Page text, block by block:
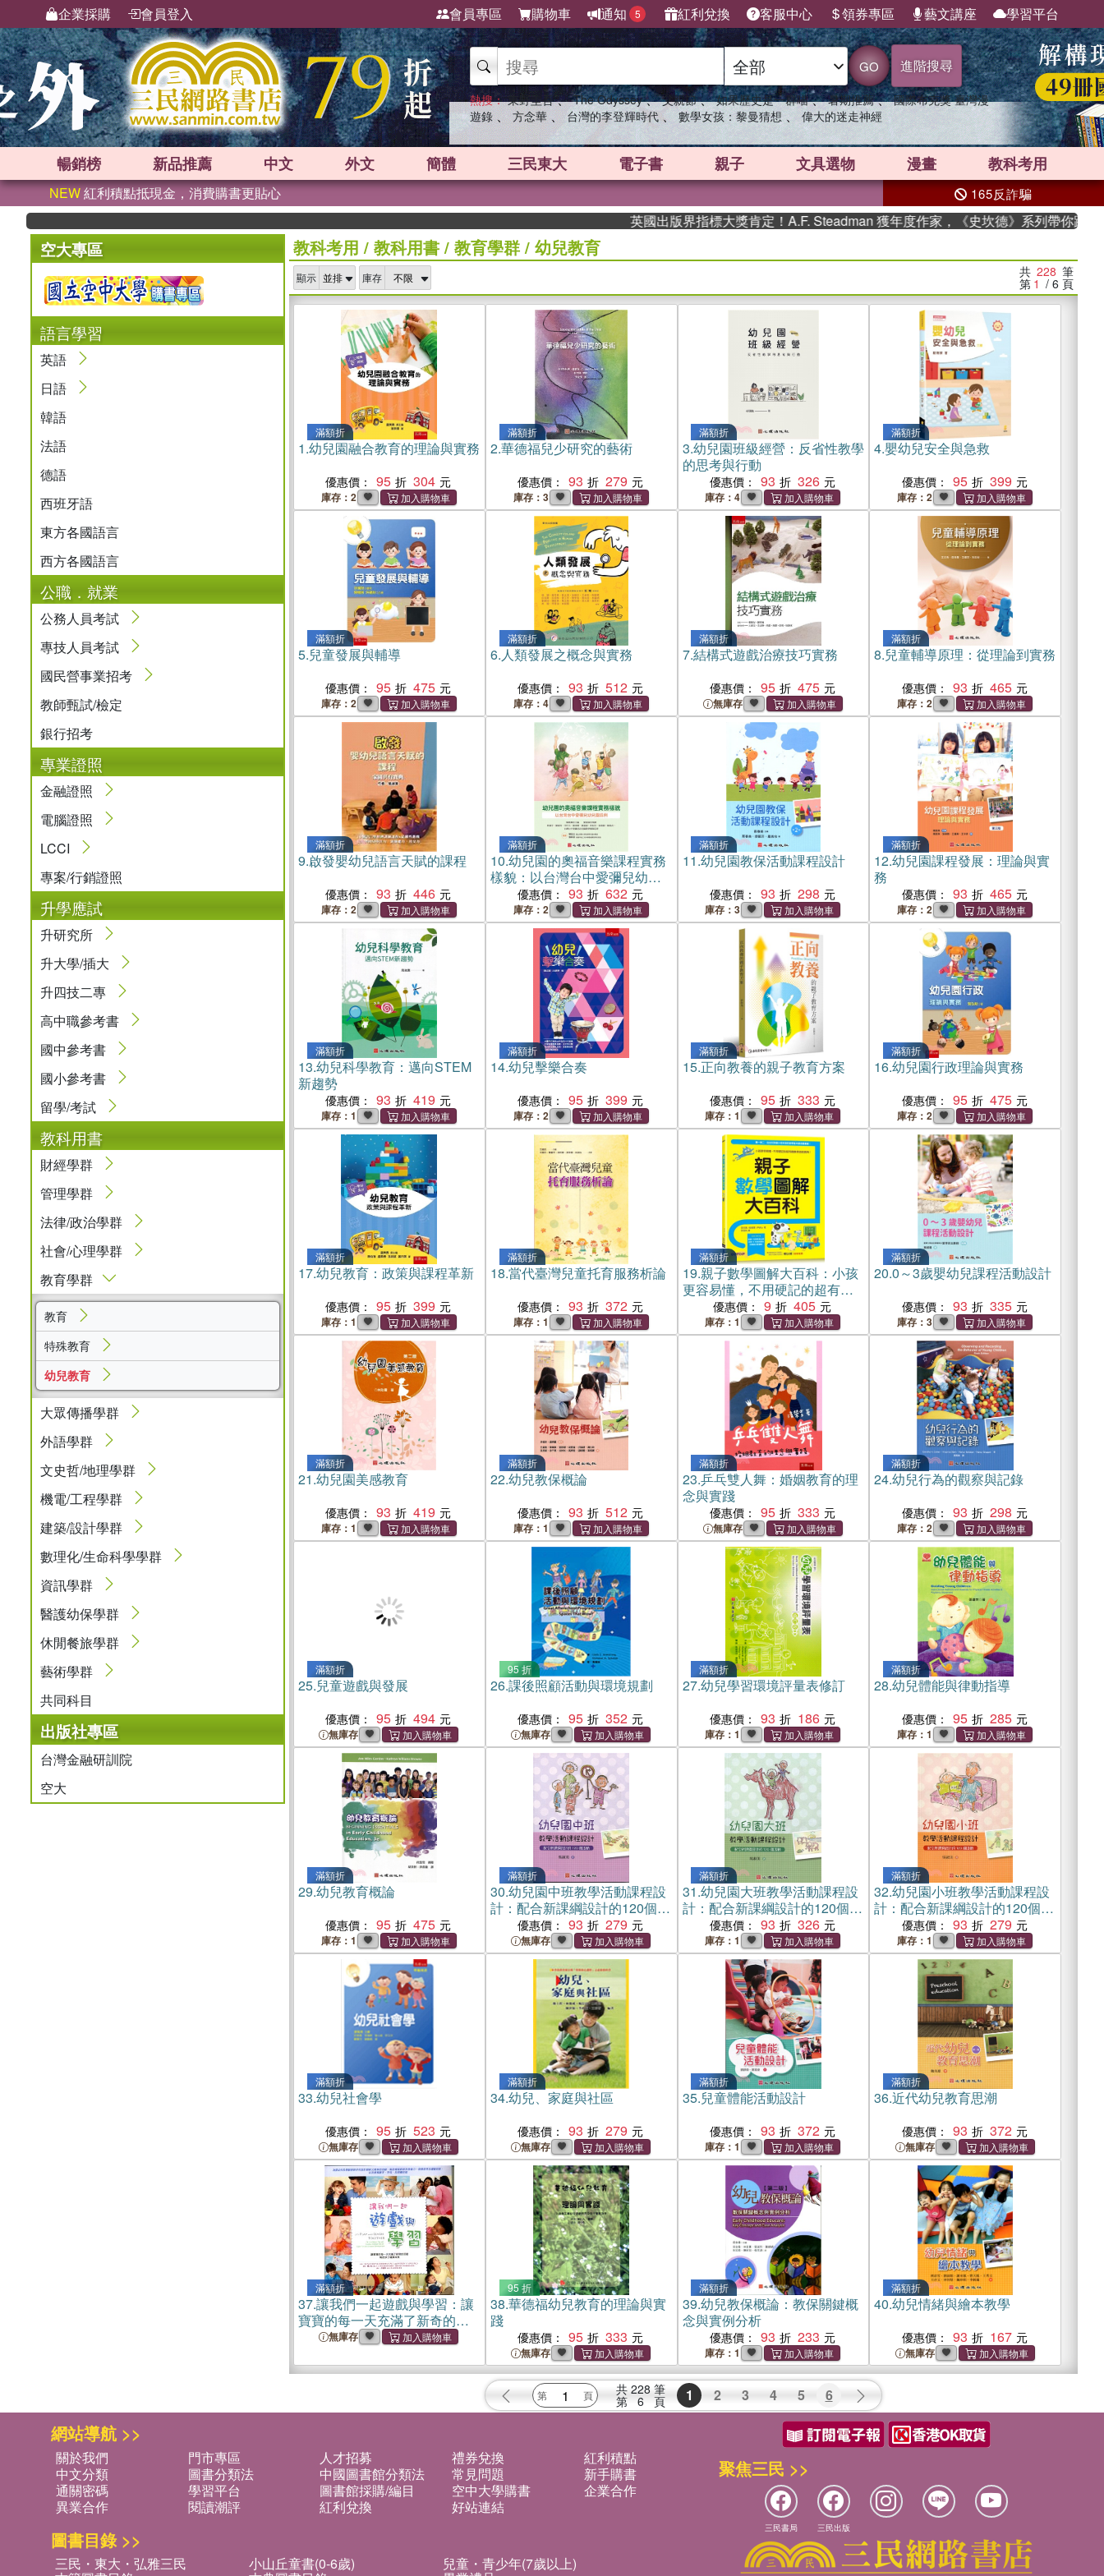
企業採購 會員登入 會員專區 購物車 通知 5 紅利兌換 客服中心 領券專區 藝文講座 學習平台
GO 進階搜尋
熱搜： 東野圭吾 、 The Odyssey 、 父親節 、 如果歷史是一群喵 、 暑期推薦 、 國際布克獎 臺灣漫
遊錄 、 方念華 、 台灣的李登輝時代 、 數學女孩：黎曼猜想 、 偉大的迷走神經
暢銷榜 新品推薦 中文 外文 簡體 三民東大 電子書 親子 文具選物 漫畫 教科考用
NEW紅利積點抵現金，消費購書更貼心 165反詐騙
英國出版界指標大獎肯定！A.F. Steadman 獲年度作家，《史坎德》系列帶你踏上熱血奇幻旅
空大專區
語言學習
英語
日語
韓語
法語
德語
西班牙語
東方各國語言
西方各國語言
公職．就業
公務人員考試
專技人員考試
國民營事業招考
教師甄試/檢定
銀行招考
專業證照
金融證照
電腦證照
LCCI
專案/行銷證照
升學應試
升研究所
升大學/插大
升四技二專
高中職參考書
國中參考書
國小參考書
留學/考試
教科用書
財經學群
管理學群
法律/政治學群
社會/心理學群
教育學群
教育
特殊教育
幼兒教育
大眾傳播學群
外語學群
文史哲/地理學群
機電/工程學群
建築/設計學群
數理化/生命科學學群
資訊學群
醫護幼保學群
休閒餐旅學群
藝術學群
共同科目
出版社專區
台灣金融研訓院
空大
教科考用 / 教科用書/ 教育學群/ 幼兒教育
顯示 庫存 共 228 筆
第 1 / 6 頁
滿額折
1.幼兒園融合教育的理論與實務
優惠價： 95 304
庫存：2
滿額折
2.華德福兒少研究的藝術
優惠價： 93 279
庫存：3
滿額折
3.幼兒園班級經營：反省性教學
的思考與行動
優惠價： 93 326
庫存：4
滿額折
4.嬰幼兒安全與急救
優惠價： 95 399
庫存：2
滿額折
5.兒童發展與輔導
優惠價： 95 475
庫存：2
滿額折
6.人類發展之概念與實務
優惠價： 93 512
庫存：4
滿額折
7.結構式遊戲治療技巧實務
優惠價： 95 475
無庫存
滿額折
8.兒童輔導原理：從理論到實務
優惠價： 93 465
庫存：2
滿額折
9.啟發嬰幼兒語言天賦的課程
優惠價： 93 446
庫存：2
滿額折
10.幼兒園的奧福音樂課程實務
樣貌：以台灣台中愛彌兒幼兒
園為例優惠價： 93 632
庫存：2
滿額折
11.幼兒園教保活動課程設計
優惠價： 93 298
庫存：3
滿額折
12.幼兒園課程發展：理論與實
務
優惠價： 93 465
庫存：2
滿額折
13.幼兒科學教育：邁向STEM
新趨勢
優惠價： 93 419
庫存：1
滿額折
14.幼兒擊樂合奏
優惠價： 95 399
庫存：2
滿額折
15.正向教養的親子教育方案
優惠價： 95 333
庫存：1
滿額折
16.幼兒園行政理論與實務
優惠價： 95 475
庫存：2
滿額折
17.幼兒教育：政策與課程革新
優惠價： 95 399
庫存：1
滿額折
18.當代臺灣兒童托育服務析論
優惠價： 93 372
庫存：1
滿額折
19.親子數學圖解大百科：小孩
更容易懂，不用硬記的超有趣
數學遊戲寶典！
優惠價： 9 405
庫存：1
滿額折
20.0～3歲嬰幼兒課程活動設計
優惠價： 93 335
庫存：3
滿額折
21.幼兒園美感教育
優惠價： 93 419
庫存：1
滿額折
22.幼兒教保概論
優惠價： 93 512
庫存：1
滿額折
23.乒乓雙人舞：婚姻教育的理
念與實踐
優惠價： 95 333
無庫存
滿額折
24.幼兒行為的觀察與記錄
優惠價： 93 298
庫存：2
滿額折
25.兒童遊戲與發展
優惠價： 95 494
無庫存
95 折
26.課後照顧活動與環境規劃
優惠價： 95 352
無庫存
滿額折
27.幼兒學習環境評量表修訂
優惠價： 93 186
庫存：1
滿額折
28.幼兒體能與律動指導
優惠價： 95 285
庫存：1
滿額折
29.幼兒教育概論
優惠價： 95 475
庫存：1
滿額折
30.幼兒園中班教學活動課程設
計：配合新課綱設計的120個活
優惠價： 93 279
無庫存
滿額折
31.幼兒園大班教學活動課程設
計：配合新課綱設計的120個活
優惠價： 93 326
庫存：1
滿額折
32.幼兒園小班教學活動課程設
計：配合新課綱設計的120個活
優惠價： 93 279
庫存：1
滿額折
33.幼兒社會學
優惠價： 95 523
無庫存
滿額折
34.幼兒、家庭與社區
優惠價： 93 279
無庫存
滿額折
35.兒童體能活動設計
優惠價： 93 372
庫存：1
滿額折
36.近代幼兒教育思潮
優惠價： 93 372
無庫存
滿額折
37.讓我們一起遊戲與學習：讓
寶寶的每一天充滿了新奇的活
動幫助孩子健康成長
無庫存
95 折
38.華德福幼兒教育的理論與實
踐
優惠價： 95 333
無庫存
滿額折
39.幼兒教保概論：教保關鍵概
念與實例分析
優惠價： 93 233
庫存：1
滿額折
40.幼兒情緒與繪本教學
優惠價： 93 167
無庫存
共 228 筆
第 6 頁 1 2 3 4 5 6
網站導航 >>
關於我們 門市專區 人才招募 禮券兌換
紅利積點
中文分類
圖書分類法 中國圖書館分類法 常見問題
新手購書
通關密碼
學習平台 圖書館採購/編目 空中大學購書
企業合作
異業合作
閱讀潮評 紅利兌換 好站連結
圖書目錄 >>
三民・東大・弘雅三民 小山丘童書(0-6歲) 兒童・青少年(7歲以上)
聚焦三民 >>
三民書局 三民出版